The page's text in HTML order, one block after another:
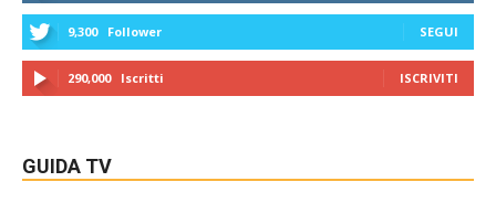
9,300 Follower SEGUI
290,000 Iscritti ISCRIVITI
GUIDA TV